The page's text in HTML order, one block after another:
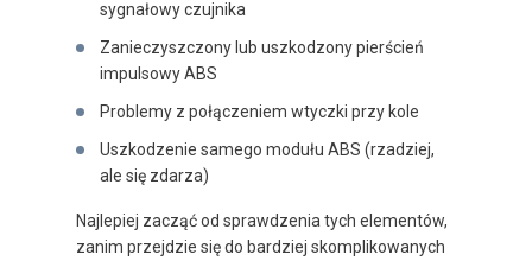
sygnałowy czujnika
Zanieczyszczony lub uszkodzony pierścień
impulsowy ABS
Problemy z połączeniem wtyczki przy kole
Uszkodzenie samego modułu ABS (rzadziej,
ale się zdarza)
Najlepiej zacząć od sprawdzenia tych elementów,
zanim przejdzie się do bardziej skomplikowanych